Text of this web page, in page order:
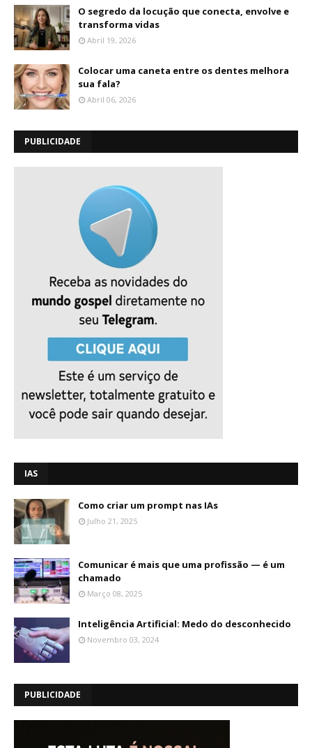
O segredo da locução que conecta, envolve e
transforma vidas
Abril 19, 2026
Colocar uma caneta entre os dentes melhora
sua fala?
Abril 06, 2026
PUBLICIDADE
IAS
Como criar um prompt nas IAs
Julho 21, 2025
Comunicar é mais que uma profissão — é um
chamado
Março 08, 2025
Inteligência Artificial: Medo do desconhecido
Novembro 03, 2024
PUBLICIDADE